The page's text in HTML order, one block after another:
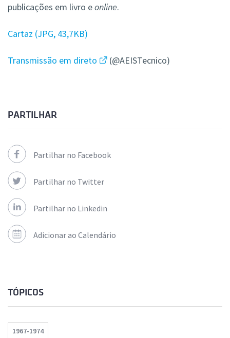
publicações em livro eonline.
Cartaz (JPG, 43,7KB)
Transmissão em direto (@AEISTecnico)
PARTILHAR
Partilhar no Facebook
Partilhar no Twitter
Partilhar no Linkedin
Adicionar ao Calendário
TÓPICOS
1967-1974